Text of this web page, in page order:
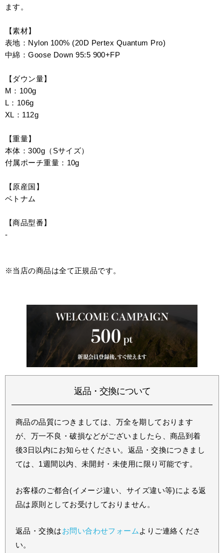
ます。
【素材】
表地：Nylon 100% (20D Pertex Quantum Pro)
中綿：Goose Down 95:5 900+FP
【ダウン量】
M：100g
L：106g
XL：112g
【重量】
本体：300g（Sサイズ）
付属ポーチ重量：10g
【原産国】
ベトナム
【商品型番】
-
※当店の商品は全て正規品です。
返品・交換について
商品の品質につきましては、万全を期しております
が、万一不良・破損などがございましたら、商品到着
後3日以内にお知らせください。返品・交換につきまし
ては、1週間以内、未開封・未使用に限り可能です。
お客様のご都合(イメージ違い、サイズ違い等)による返
品は原則としてお受けしておりません。
返品・交換はお問い合わせフォーム よりご連絡くださ
い。